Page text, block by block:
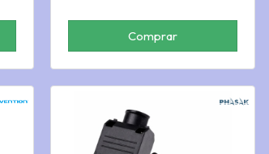
Comprar